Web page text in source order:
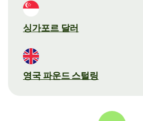
싱가포르 달러
영국 파운드 스털링